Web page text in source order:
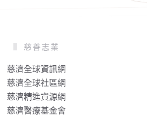
慈善志業
慈濟全球資訊網
慈濟全球社區網
慈濟精進資源網
慈濟醫療基金會